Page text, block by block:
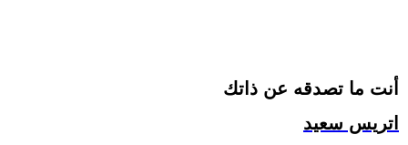
أنت ما تصدقه عن ذاتك
اتريس سعيد